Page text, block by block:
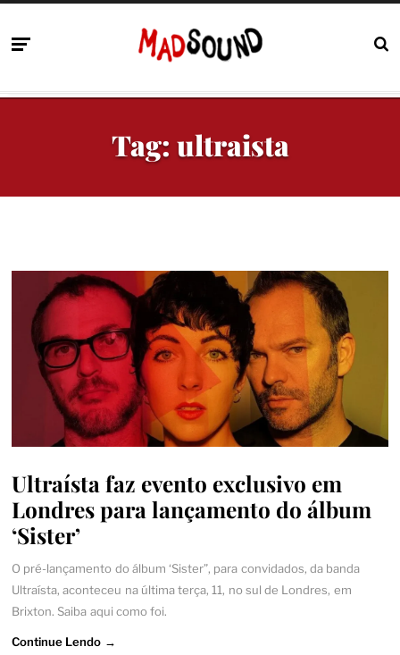
Tag: ultraista
Ultraísta faz evento exclusivo em
Londres para lançamento do álbum
‘Sister’
O pré-lançamento do álbum ‘Sister”, para convidados, da banda
Ultraísta, aconteceu na última terça, 11, no sul de Londres, em
Brixton. Saiba aqui como foi.
Continue Lendo →